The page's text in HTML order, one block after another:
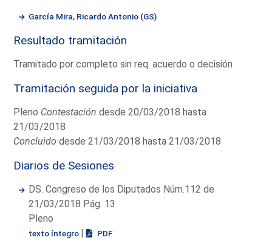
García Mira, Ricardo Antonio (GS)
Resultado tramitación
Tramitado por completo sin req. acuerdo o decisión
Tramitación seguida por la iniciativa
Pleno Contestación desde 20/03/2018 hasta
21/03/2018
Concluido desde 21/03/2018 hasta 21/03/2018
Diarios de Sesiones
DS. Congreso de los Diputados Núm.112 de
21/03/2018 Pág: 13
Pleno
texto íntegro | PDF